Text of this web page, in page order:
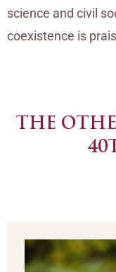
science and civil
coexistence is
THE